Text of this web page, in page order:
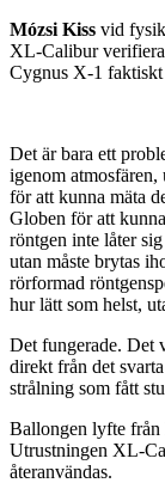
Mózsi Kiss vid
XL-Calibur
Cygnus X-1 faktiskt
Det är bara ett
igenom atmosfären,
för att kunna mäta
Globen för att
röntgen inte låter
utan måste brytas
rörformad
hur lätt som helst,
Det fungerade. Det
direkt från det
strålning som fått
Ballongen lyfte från
Utrustningen XL-
återanvändas.